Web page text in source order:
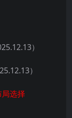
）
）
局选择